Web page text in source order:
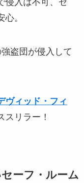
侵入は不可、セ
。
盗団が侵入して
ヴィッド・フィ
スリラー！
ーフ・ルーム